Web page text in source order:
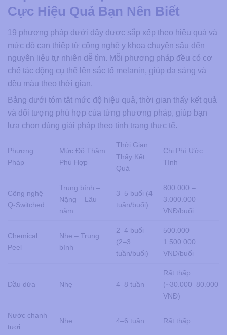
Cực Hiệu Quả Bạn Nên Biết
19 phương pháp dưới đây được sắp xếp theo hiệu quả và
mức độ can thiệp từ công nghệ y khoa chuyên sâu đến
nguyên liệu tự nhiên dễ tìm. Mỗi phương pháp đều có cơ
chế tác động cụ thể lên sắc tố melanin, giúp da sáng và
đều màu theo thời gian.
Bảng dưới tóm tắt mức độ hiệu quả, thời gian thấy kết quả
và đối tượng phù hợp của từng phương pháp, giúp bạn
lựa chọn đúng giải pháp theo tình trạng thực tế.
Phương
Pháp
Mức Độ Thâm
Phù Hợp
Thời Gian
Thấy Kết
Quả
Chi Phí Ước
Tính
Công nghệ
Q-Switched
Trung bình –
Nặng – Lâu
năm
3–5 buổi (4
tuần/buổi)
800.000 –
3.000.000
VNĐ/buổi
Chemical
Peel
Nhẹ – Trung
bình
2–4 buổi
(2–3
tuần/buổi)
500.000 –
1.500.000
VNĐ/buổi
Dầu dừa Nhẹ 4–8 tuần
Rất thấp
(~30.000–80.000
VNĐ)
Nước chanh
tươi
Nhẹ 4–6 tuần Rất thấp